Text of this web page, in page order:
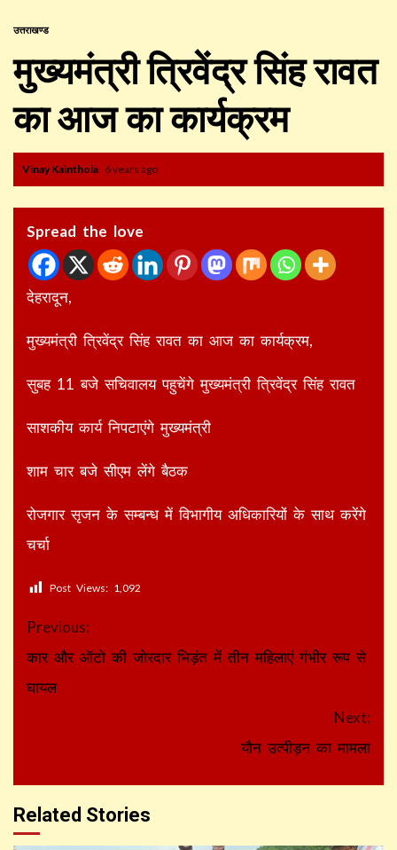
उत्तराखण्ड
मुख्यमंत्री त्रिवेंद्र सिंह रावत
का आज का कार्यक्रम
Vinay Kainthola 6 years ago
Spread the love
देहरादून,
मुख्यमंत्री त्रिवेंद्र सिंह रावत का आज का कार्यक्रम,
सुबह 11 बजे सचिवालय पहुचेंगे मुख्यमंत्री त्रिवेंद्र सिंह रावत
साशकीय कार्य निपटाएंगे मुख्यमंत्री
शाम चार बजे सीएम लेंगे बैठक
रोजगार सृजन के सम्बन्ध में विभागीय अधिकारियों के साथ करेंगे
चर्चा
Post Views: 1,092
Continue
Reading
Previous:
कार और ऑटो की जोरदार भिड़ंत में तीन महिलाएं गंभीर रूप से
घायल
Next:
यौन उत्पीड़न का मामला
Related Stories